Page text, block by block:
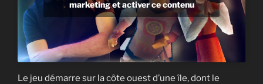
marketing et activer ce contenu
Le jeu démarre sur la côte ouest d’une île, dont le